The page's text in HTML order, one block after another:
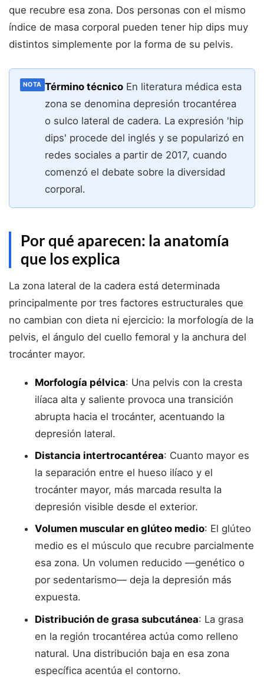
que recubre esa zona. Dos personas con el mismo
índice de masa corporal pueden tener hip dips muy
distintos simplemente por la forma de su pelvis.
NOTA Término técnico En literatura médica esta
zona se denomina depresión trocantérea
o sulco lateral de cadera. La expresión 'hip
dips' procede del inglés y se popularizó en
redes sociales a partir de 2017, cuando
comenzó el debate sobre la diversidad
corporal.
Por qué aparecen: la anatomía
que los explica
La zona lateral de la cadera está determinada
principalmente por tres factores estructurales que
no cambian con dieta ni ejercicio: la morfología de la
pelvis, el ángulo del cuello femoral y la anchura del
trocánter mayor.
Morfología pélvica: Una pelvis con la cresta
ilíaca alta y saliente provoca una transición
abrupta hacia el trocánter, acentuando la
depresión lateral.
Distancia intertrocantérea: Cuanto mayor es
la separación entre el hueso ilíaco y el
trocánter mayor, más marcada resulta la
depresión visible desde el exterior.
Volumen muscular en glúteo medio: El glúteo
medio es el músculo que recubre parcialmente
esa zona. Un volumen reducido —genético o
por sedentarismo— deja la depresión más
expuesta.
Distribución de grasa subcutánea: La grasa
en la región trocantérea actúa como relleno
natural. Una distribución baja en esa zona
específica acentúa el contorno.